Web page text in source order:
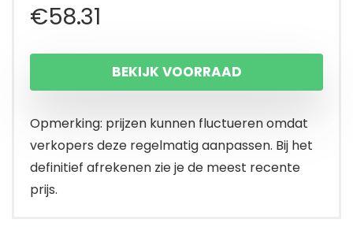
€58.31
BEKIJK VOORRAAD
Opmerking: prijzen kunnen fluctueren omdat
verkopers deze regelmatig aanpassen. Bij het
definitief afrekenen zie je de meest recente
prijs.